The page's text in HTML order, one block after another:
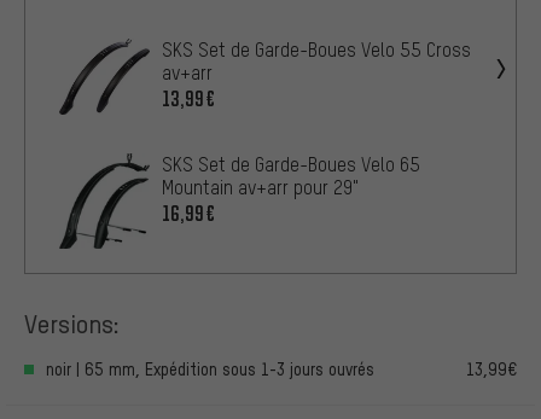
SKS Set de Garde-Boues Velo 55 Cross
av+arr
13,99€
SKS Set de Garde-Boues Velo 65
Mountain av+arr pour 29"
16,99€
Versions:
noir | 65 mm, Expédition sous 1-3 jours ouvrés 13,99€